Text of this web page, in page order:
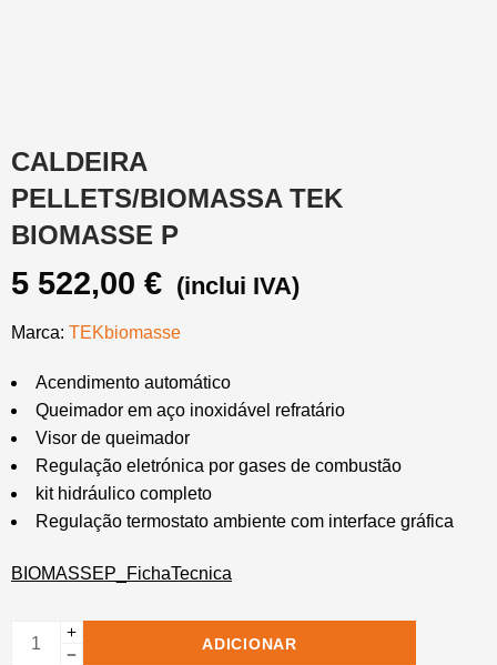
CALDEIRA
PELLETS/BIOMASSA TEK
BIOMASSE P
5 522,00 € (inclui IVA)
Marca: TEKbiomasse
Acendimento automático
Queimador em aço inoxidável refratário
Visor de queimador
Regulação eletrónica por gases de combustão
kit hidráulico completo
Regulação termostato ambiente com interface gráfica
BIOMASSEP_FichaTecnica
ADICIONAR